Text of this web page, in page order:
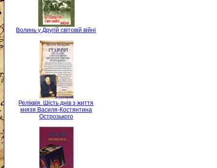
Волинь у Другій світовій війні
Реліквія. Шість днів з життя
князя Василя-Костянтина
Острозького